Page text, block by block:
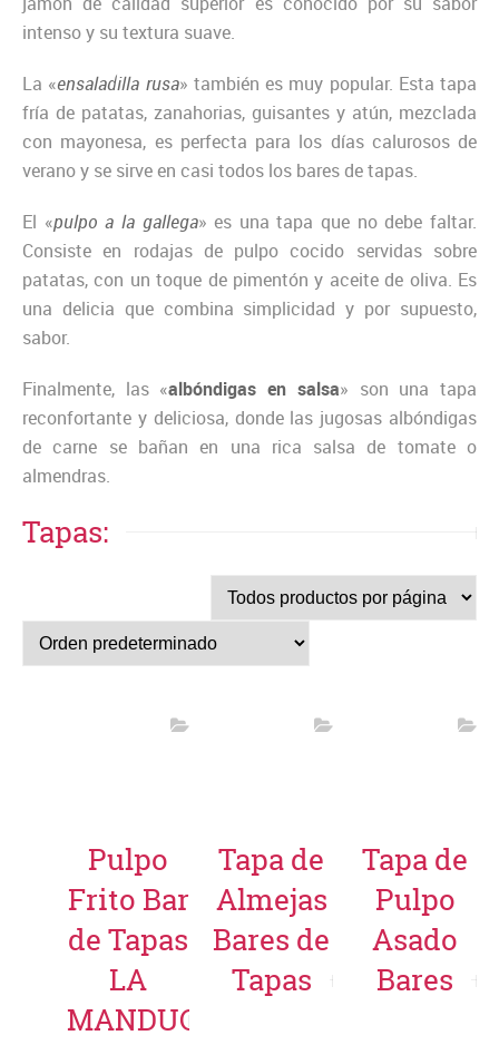
intenso y su textura suave.
La «ensaladilla rusa» también es muy popular. Esta tapa
fría de patatas, zanahorias, guisantes y atún, mezclada
con mayonesa, es perfecta para los días calurosos de
verano y se sirve en casi todos los bares de tapas.
El «pulpo a la gallega» es una tapa que no debe faltar.
Consiste en rodajas de pulpo cocido servidas sobre
patatas, con un toque de pimentón y aceite de oliva. Es
una delicia que combina simplicidad y por supuesto,
sabor.
Finalmente, las «albóndigas en salsa» son una tapa
reconfortante y deliciosa, donde las jugosas albóndigas
de carne se bañan en una rica salsa de tomate o
almendras.
Tapas:
Pulpo
Frito Bar
de Tapas
LA
MANDUCA
Tapa de
Almejas
Bares de
Tapas
Tapa de
Pulpo
Asado
Bares